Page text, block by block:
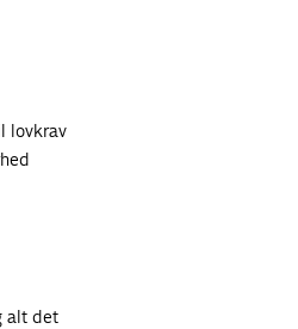
lovkrav
alt det